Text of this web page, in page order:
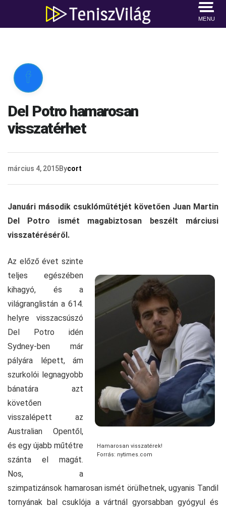
MENU

Del Potro hamarosan
visszatérhet
március 4, 2015Bycort
Januári második csuklóműtétjét követően Juan Martin
Del Potro ismét magabiztosan beszélt márciusi
visszatéréséről.
Hamarosan visszatérek!
Forrás: nytimes.com
Az előző évet szinte
teljes egészében
kihagyó, és a
világranglistán a 614.
helyre visszacsúszó
Del Potro idén
Sydney-ben már
pályára lépett, ám
szurkolói legnagyobb
bánatára azt
követően
visszalépett az
Australian Opentől,
és egy újabb műtétre
szánta el magát.
Nos, a
szimpatizánsok hamarosan ismét örülhetnek, ugyanis Tandil
tornyának bal csuklója a vártnál gyorsabban gyógyul és